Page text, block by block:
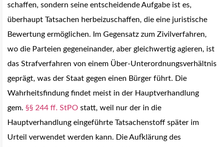
schaffen, sondern seine entscheidende Aufgabe ist es,
überhaupt Tatsachen herbeizuschaffen, die eine juristische
Bewertung ermöglichen. Im Gegensatz zum Zivilverfahren,
wo die Parteien gegeneinander, aber gleichwertig agieren, ist
das Strafverfahren von einem Über-Unterordnungsverhältnis
geprägt, was der Staat gegen einen Bürger führt. Die
Wahrheitsfindung findet meist in der Hauptverhandlung
gem. §§ 244 ff. StPO statt, weil nur der in die
Hauptverhandlung eingeführte Tatsachenstoff später im
Urteil verwendet werden kann. Die Aufklärung des